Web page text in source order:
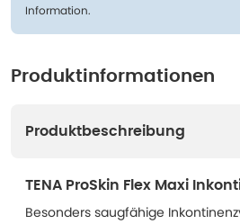
Information.
Produktinformationen
Produktbeschreibung
TENA ProSkin Flex Maxi
Besonders saugfähige